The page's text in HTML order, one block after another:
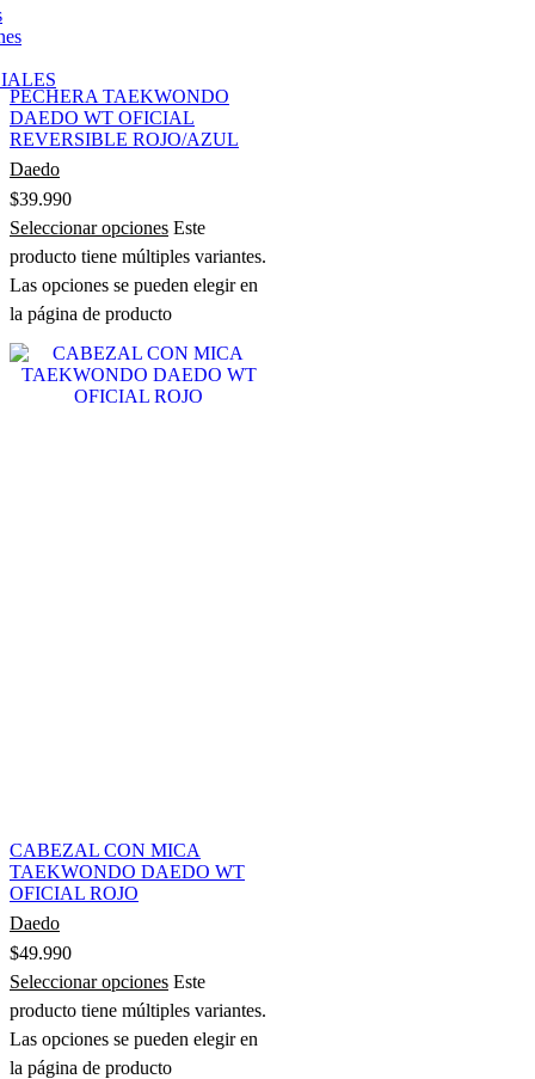
PECHERA TAEKWONDO
DAEDO WT OFICIAL
REVERSIBLE ROJO/AZUL
Daedo
$39.990
Seleccionar opciones Este
producto tiene múltiples variantes.
Las opciones se pueden elegir en
la página de producto
CABEZAL CON MICA
TAEKWONDO DAEDO WT
OFICIAL ROJO
Daedo
$49.990
Seleccionar opciones Este
producto tiene múltiples variantes.
Las opciones se pueden elegir en
la página de producto